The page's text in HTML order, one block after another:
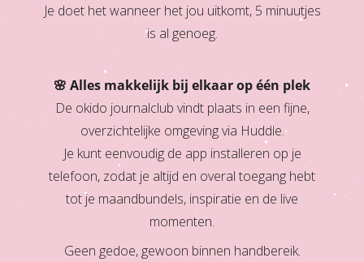
Je doet het wanneer het jou uitkomt, 5 minuutjes
is al genoeg.
🌸 Alles makkelijk bij elkaar op één plek
De okido journalclub vindt plaats in een fijne,
overzichtelijke omgeving via Huddle.
Je kunt eenvoudig de app installeren op je
telefoon, zodat je altijd en overal toegang hebt
tot je maandbundels, inspiratie en de live
momenten.
Geen gedoe, gewoon binnen handbereik.